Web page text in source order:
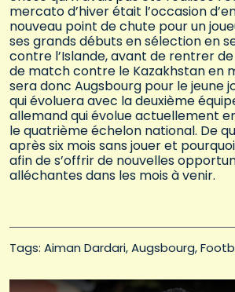
mercato d’hiver était l’occasion
nouveau point de chute pour un
ses grands débuts en sélection en
contre l’Islande, avant de rentrer
de match contre le Kazakhstan en
sera donc Augsbourg pour le jeune
qui évoluera avec la deuxième
allemand qui évolue actuellement
le quatrième échelon national. De
après six mois sans jouer et
afin de s’offrir de nouvelles
alléchantes dans les mois à venir.
Tags: Aiman Dardari Augsbourg